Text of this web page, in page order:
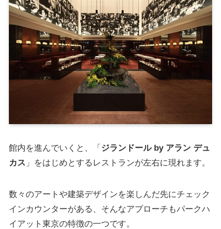
館内を進んでいくと、「 ジランドール by アラン デュ
カス 」をはじめとするレストランが左右に現れます。
数々のアートや建築デザインを楽しんだ先にチェック
インカウンターがある、そんなアプローチもパークハ
イアット東京の特徴の一つです。